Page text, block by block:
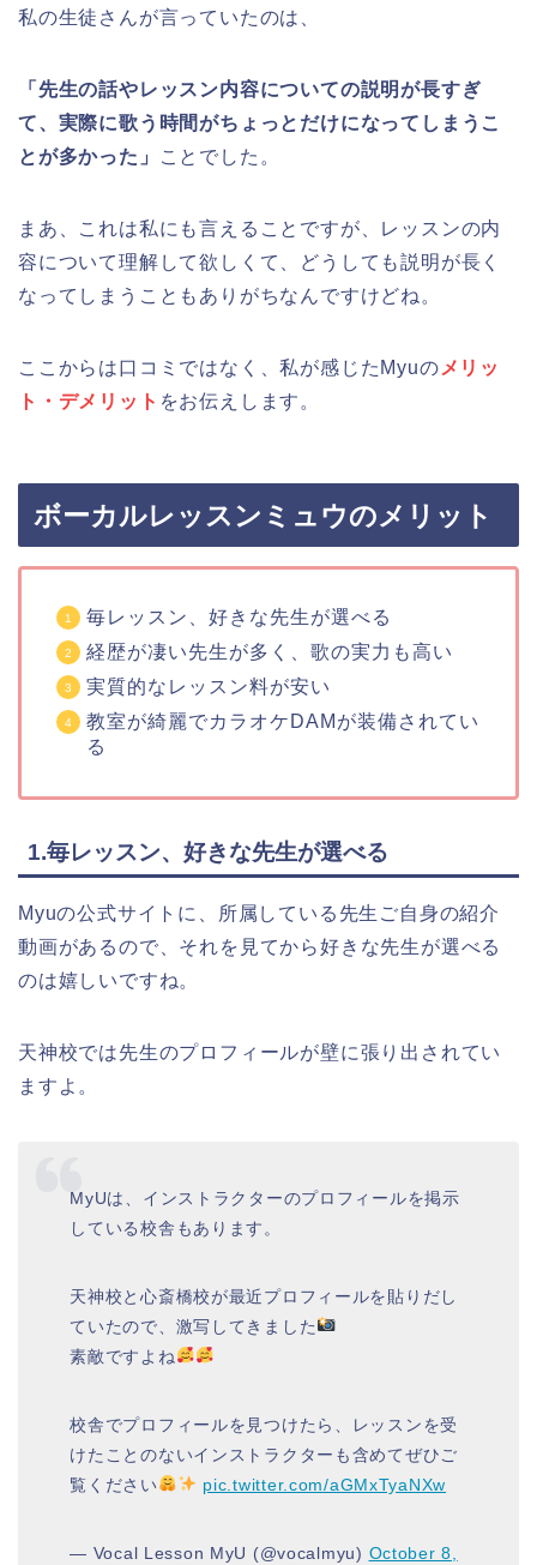
私の生徒さんが言っていたのは、
「先生の話やレッスン内容についての説明が長すぎ
て、実際に歌う時間がちょっとだけになってしまうこ
とが多かった」
ことでした。
まあ、これは私にも言えることですが、レッスンの内
容について理解して欲しくて、どうしても説明が長く
なってしまうこともありがちなんですけどね。
ここからは口コミではなく、私が感じたMyuの メリッ
ト・デメリット をお伝えします。
ボーカルレッスンミュウのメリット
毎レッスン、好きな先生が選べる
経歴が凄い先生が多く、歌の実力も高い
実質的なレッスン料が安い
教室が綺麗でカラオケDAMが装備されてい
る
1.毎レッスン、好きな先生が選べる
Myuの公式サイトに、所属している先生ご自身の紹介
動画があるので、それを見てから好きな先生が選べる
のは嬉しいですね。
天神校では先生のプロフィールが壁に張り出されてい
ますよ。
MyUは、インストラクターのプロフィールを掲示
している校舎もあります。
天神校と心斎橋校が最近プロフィールを貼りだし
ていたので、激写してきました
素敵ですよね
校舎でプロフィールを見つけたら、レッスンを受
けたことのないインストラクターも含めてぜひご
覧ください
pic.twitter.com/aGMxTyaNXw
— Vocal Lesson MyU (@vocalmyu) October 8,